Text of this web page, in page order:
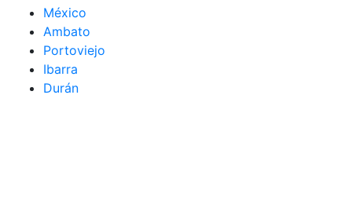
México
Ambato
Portoviejo
Ibarra
Durán